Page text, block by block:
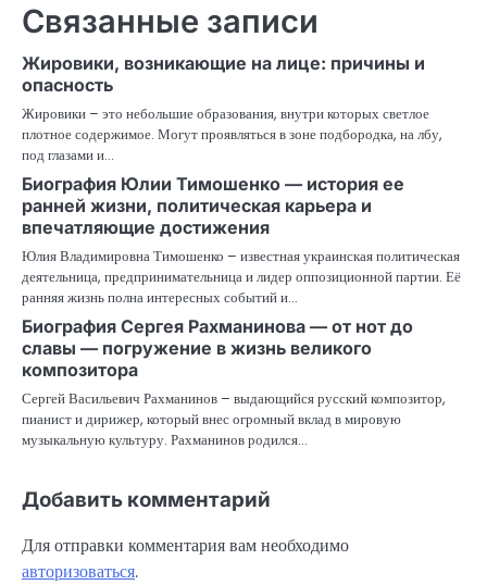
Связанные записи
Жировики, возникающие на лице: причины и
опасность
Жировики – это небольшие образования, внутри которых светлое
плотное содержимое. Могут проявляться в зоне подбородка, на лбу,
под глазами и…
Биография Юлии Тимошенко — история ее
ранней жизни, политическая карьера и
впечатляющие достижения
Юлия Владимировна Тимошенко – известная украинская политическая
деятельница, предпринимательница и лидер оппозиционной партии. Её
ранняя жизнь полна интересных событий и…
Биография Сергея Рахманинова — от нот до
славы — погружение в жизнь великого
композитора
Сергей Васильевич Рахманинов – выдающийся русский композитор,
пианист и дирижер, который внес огромный вклад в мировую
музыкальную культуру. Рахманинов родился…
Добавить комментарий
Для отправки комментария вам необходимо
авторизоваться.